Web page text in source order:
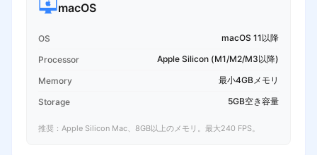
macOS
OS macOS 11以降
Processor Apple Silicon (M1/M2/M3以降)
Memory 最小4GBメモリ
Storage 5GB空き容量
推奨：Apple Silicon Mac、8GB以上のメモリ。最大240 FPS。